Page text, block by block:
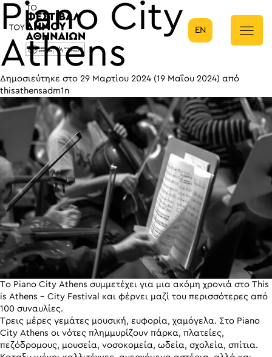
Κύρια πλοήγηση
EN
Piano City
Athens
Δημοσιεύτηκε στο 29 Μαρτίου 2024 (19 Μαΐου 2024) από
thisathensadm1n
Το Piano City Athens συμμετέχει για μια ακόμη χρονιά στο This
is Athens – City Festival και φέρνει μαζί του περισσότερες από
100 συναυλίες.
Τρεις μέρες γεμάτες μουσική, ευφορία, χαμόγελα. Στο Piano
City Athens οι νότες πλημμυρίζουν πάρκα, πλατείες,
πεζόδρομους, μουσεία, νοσοκομεία, ωδεία, σχολεία, σπίτια.